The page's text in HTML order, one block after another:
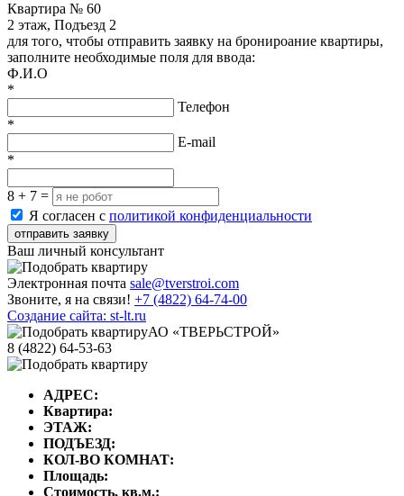
Квартира № 60
2 этаж, Подъезд 2
для того, чтобы отправить заявку на бронироание квартиры,
заполните необходимые поля для ввода:
Ф.И.О
*
Телефон
*
E-mail
*
8 + 7 =
Я согласен с политикой конфиденциальности
отправить заявку
Ваш личный консультант
Электронная почта sale@tverstroi.com
Звоните, я на связи! +7 (4822) 64-74-00
Создание сайта: st-lt.ru
АО «ТВЕРЬСТРОЙ»
8 (4822) 64-53-63
АДРЕС:
Квартира:
ЭТАЖ:
ПОДЪЕЗД:
КОЛ-ВО КОМНАТ:
Площадь:
Стоимость, кв.м.: